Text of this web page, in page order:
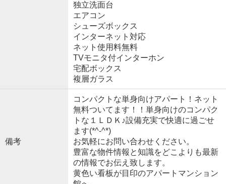
独立洗面台
エアコン
シューズボックス
インターネット対応
ネット使用料無料
TVモニタ付インターホン
宅配ボックス
複層ガラス
備考
コンパクトな単身向けアパート！ネット
無料ついてます！！単身向けのコンパク
トな１ＬＤＫ♪設備充実で快適に過ごせ
ます(*^-^*)
お気軽にお問い合わせください。
豊富な物件情報と知識をどこよりも最新
の情報でお伝え致します。
黄色い看板が目印のアパートマンション